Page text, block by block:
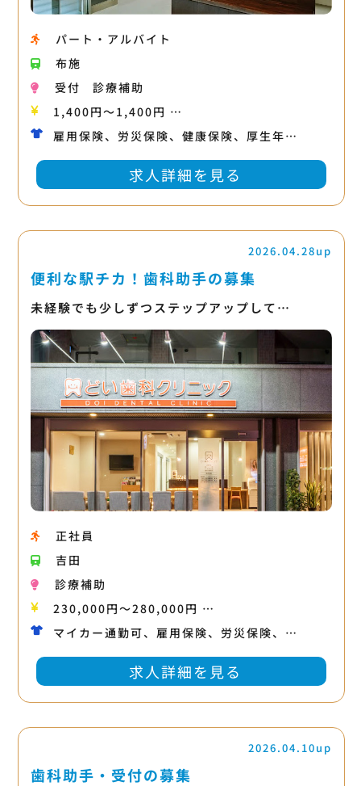
パート・アルバイト
布施
受付
診療補助
1,400円〜1,400円 …
雇用保険、労災保険、健康保険、厚生年…
求人詳細を見る
2026.04.28up
便利な駅チカ！歯科助手の募集
未経験でも少しずつステップアップして…
正社員
吉田
診療補助
230,000円〜280,000円 …
マイカー通勤可、雇用保険、労災保険、…
求人詳細を見る
2026.04.10up
歯科助手・受付の募集